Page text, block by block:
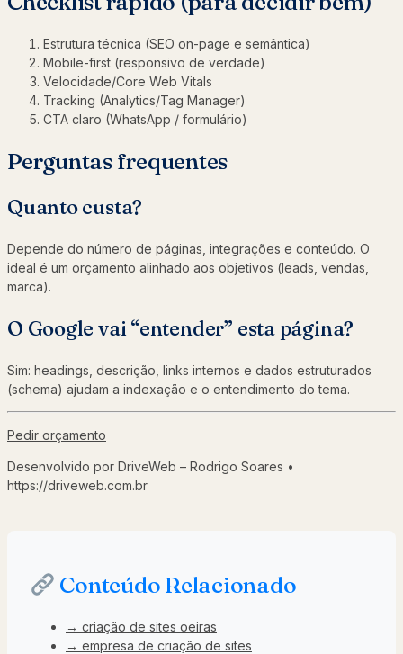
Estrutura técnica (SEO on-page e semântica)
Mobile-first (responsivo de verdade)
Velocidade/Core Web Vitals
Tracking (Analytics/Tag Manager)
CTA claro (WhatsApp / formulário)
Perguntas frequentes
Quanto custa?
Depende do número de páginas, integrações e conteúdo. O
ideal é um orçamento alinhado aos objetivos (leads, vendas,
marca).
O Google vai “entender” esta página?
Sim: headings, descrição, links internos e dados estruturados
(schema) ajudam a indexação e o entendimento do tema.
Pedir orçamento
Desenvolvido por DriveWeb – Rodrigo Soares •
https://driveweb.com.br
Conteúdo Relacionado
→ criação de sites oeiras
→ empresa de criação de sites